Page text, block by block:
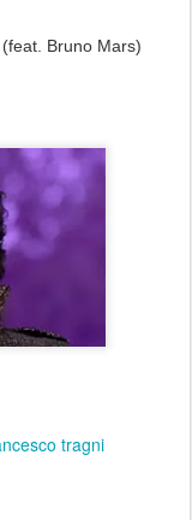
Bruno Mars)
tragni